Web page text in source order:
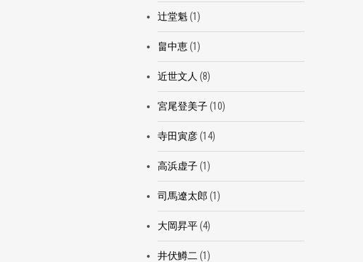
辻堂魁(1)
畠中恵(1)
近世文人 (8)
宮尾登美子(10)
寺田寅彦(14)
高浜虚子(1)
司馬遼太郎 (1)
大岡昇平(4)
井伏鱒二 (1)